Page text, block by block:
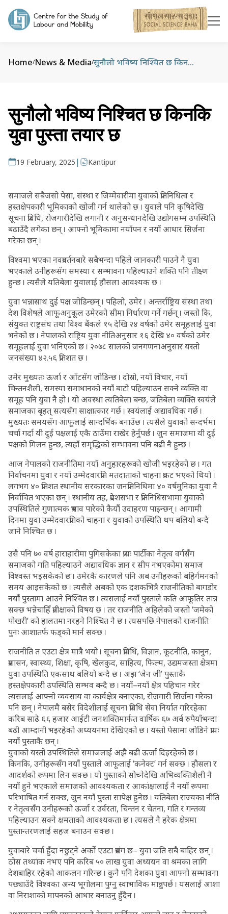
Home/News & Media/ सुनौलो भविष्य निश्चित छ किनकि युवा पुस्ता तयार छ
सुनौलो भविष्य निश्चित छ किनकि
युवा पुस्ता तयार छ
19 February, 2025 | Kantipur
समाजले सबैजसो पेसा, संस्था र जिम्मेवारीमा युवाको प्रतिनिधित्व र
हस्तक्षेपकारी भूमिकाको खोजी गर्न थालेको छ । युवाले पनि कृषिदेखि
सूचना प्रविधि, रोजगारीदेखि लगानी र अनुसन्धानदेखि उद्योगसम्म उपस्थिति
बढाउँदै लगेका छन् । आफ्नो भूमिकामा नयाँपन र नयाँ आधार सिर्जना
गरेका छन् ।
विश्वमा भएका नवप्रवर्तनबारे सबैभन्दा पहिले जानकारी पाउने नै युवा
भएकाले उनीहरूसँग समस्या र सम्भावना पहिल्याउने शक्ति पनि तीक्ष्ण
हुन्छ । त्यसैले यतिबेला युवालाई हौसला आवश्यक छ ।
युवा भन्नासाथ दुई पक्ष जोडिन्छन् । पहिलो, उमेर । अन्तर्राष्ट्रिय संस्था तथा
देश विशेषले आफूअनुकूल उमेरको सीमा निर्धारण गर्ने गर्छन् । जस्तो कि,
संयुक्त राष्ट्रसंघ तथा विश्व बैंकले १५ देखि २४ वर्षको उमेर समूहलाई युवा
भनेको छ । नेपालको राष्ट्रिय युवा नीतिअनुसार १६ देखि ४० वर्षको उमेर
समूहलाई युवा भनिएको छ । २०७८ सालको जनगणनाअनुसार यस्तो
जनसंख्या ४२.५६ प्रतिशत छ ।
उमेर मुख्यतः ऊर्जा र आँटसँग जोडिन्छ । दोस्रो, नयाँ विचार, नयाँ
चिन्तनशैली, समस्या समाधानको नयाँ बाटो पहिल्याउन सक्ने व्यक्ति वा
समूह पनि युवा नै हो । यो अवस्था त्यतिबेला बन्छ, जतिबेला व्यक्ति स्वयंले
समाजका बृहत् सत्यसँग साक्षात्कार गर्छ । स्वयंलाई अद्यावधिक गर्छ ।
मुख्यतः समयसँग आफूलाई सान्दर्भिक बनाउँछ । त्यसैले युवाको सन्दर्भमा
चर्चा गर्दा यी दुई पक्षलाई एकै ठाउँमा राखेर हेर्नुपर्छ । जुन समाजमा यी दुई
पक्षको मिलन हुन्छ, त्यहाँ समृद्धिको सम्भावना पनि बढी नै हुन्छ ।
आज नेपालको राजनीतिमा नयाँ अनुहारहरूको खोजी भइरहेको छ । गत
निर्वाचनमा युवा र नयाँ उम्मेदवारप्रति मतदाताको चाहना प्रकट भएको थियो ।
लगभग ४० प्रतिशत स्थानीय सरकारका जनप्रतिनिधिमा ४० वर्षमुनिका युवा नै
निर्वाचित भएका छन् । स्थानीय तह, प्रदेशसभा र प्रतिनिधिसभामा युवाको
उपस्थितिले गुणात्मक प्रभाव पारेको कैयौं उदाहरण पाइन्छन् । आगामी
दिनमा युवा उम्मेदवारप्रतिको चाहना र युवाको उपस्थिति थप बलियो बन्दै
जाने निश्चित छ ।
उसै पनि ७० वर्ष हाराहारीमा पुगिसकेका प्रायः पार्टीका नेतृत्व वर्गसँग
समाजको गति पहिल्याउने अद्यावधिक ज्ञान र सीप नभएकोमा समाज
विश्वस्त भइसकेको छ । उमेरकै कारणले पनि अब उनीहरूको बहिर्गमनको
समय आइसकेको छ । त्यसैले अबको एक दशकभित्रै राजनीतिको बागडोर
नयाँ पुस्तामा आउने निश्चित छ । त्यसलाई नयाँ पुस्ताले कति आफूतिर तान्न
सक्छ भन्नेचाहिँ प्रतीक्षाको विषय छ । तर राजनीति अहिलेको जस्तो ‘जमेको
पोखरी’ को हालतमा नरहने निश्चित नै छ । त्यसपछि नेपालको राजनीति
पुनः आशातर्फ फड्को मार्न सक्छ ।
राजनीति त एउटा क्षेत्र मात्रै भयो । सूचना प्रविधि, विज्ञान, कूटनीति, कानुन,
प्रशासन, स्वास्थ्य, शिक्षा, कृषि, खेलकुद, साहित्य, फिल्म, उद्यमजस्ता क्षेत्रमा
युवा उपस्थिति एकसाथ बलियो बन्दै छ । अझ ‘जेन जी’ पुस्ताकै
हस्तक्षेपकारी उपस्थिति सम्भव बन्दै छ । नयाँ–नयाँ क्षेत्र पहिचान गरेर
त्यसलाई आफ्नो व्यवसाय वा कार्यक्षेत्र बनाएका, रोजगारी सिर्जना गरेका
पनि छन् । नेपालमै बसेर विदेशीलाई सूचना प्रविधि सेवा निर्यात गरिरहेका
करिब साढे ६६ हजार आईटी जनशक्तिमार्फत वार्षिक ६७ अर्ब रुपैयाँभन्दा
बढी आम्दानी भइरहेको अध्ययनमा देखिएको छ । यस्तो पेसामा जोडिने प्रायः
नयाँ पुस्ताकै छन् ।
युवाको यस्तो उपस्थितिले समाजलाई अझै बढी ऊर्जा दिइरहेको छ ।
किनकि, उनीहरूसँग नयाँ पुस्ताले आफूलाई ‘कनेक्ट’ गर्न सक्छ । हौसला र
आदर्शको रूपमा लिन सक्छ । यो पुस्ताको सोच्नेदेखि अभिव्यक्तिशैली नै
नयाँ हुने भएकाले समाजको आवश्यकता र आकांक्षालाई नै नयाँ रूपमा
परिभाषित गर्न सक्छ, जुन नयाँ पुस्ता सापेक्ष हुनेछ । यतिबेला राज्यका नीति
र नेतृत्वसँग उनीहरूको ऊर्जा र उर्वरता, चिन्तन र चेतना, गति र गन्तव्य
पहिल्याउन सक्ने क्षमताको आवश्यकता छ । त्यसले नै हरेक क्षेत्रमा
पुस्तान्तरणलाई सहज बनाउन सक्छ ।
युवाबारे चर्चा हुँदा नछुट्ने अर्को एउटा प्रसंग छ– युवा जति सबै बाहिर छन् ।
ठोस तथ्यांक नभए पनि करिब ५० लाख युवा अध्ययन वा श्रमका लागि
देशबाहिर रहेको आकलन गरिन्छ । कुनै पनि देशका युवा आफ्नो सम्भावना
पछ्याउँदै विश्वका अन्य भूगोलमा पुग्नु स्वाभाविक मान्नुपर्छ । यसलाई आशा
वा निराशाको मापनको आधार बनाउनु हुँदैन ।